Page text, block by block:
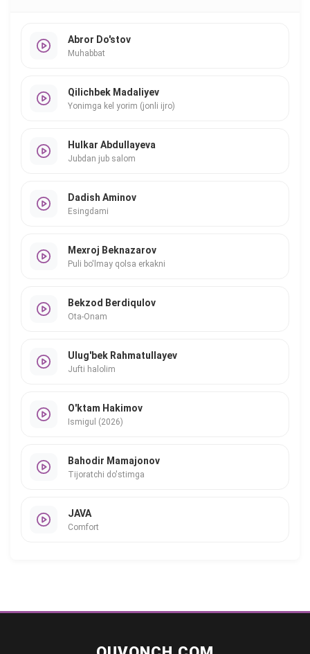
Abror Do'stov
Muhabbat
Qilichbek Madaliyev
Yonimga kel yorim (jonli ijro)
Hulkar Abdullayeva
Jubdan jub salom
Dadish Aminov
Esingdami
Mexroj Beknazarov
Puli bo'lmay qolsa erkakni
Bekzod Berdiqulov
Ota-Onam
Ulug'bek Rahmatullayev
Jufti halolim
O'ktam Hakimov
Ismigul (2026)
Bahodir Mamajonov
Tijoratchi do'stimga
JAVA
Comfort